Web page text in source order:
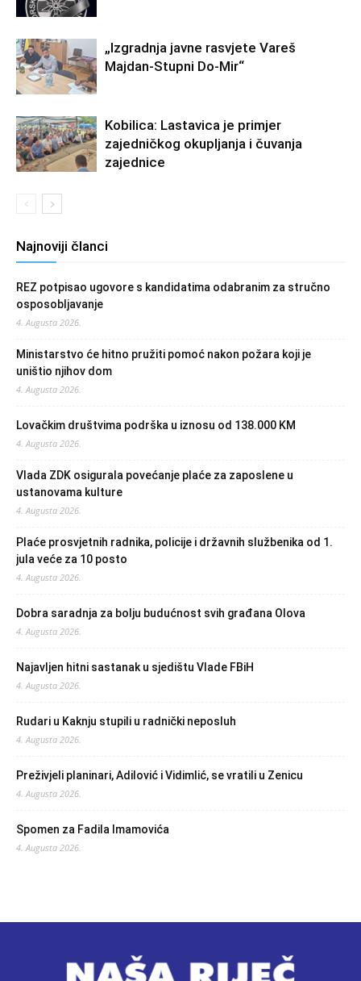
„Izgradnja javne rasvjete Vareš
Majdan-Stupni Do-Mir“
Kobilica: Lastavica je primjer
zajedničkog okupljanja i čuvanja
zajednice
Najnoviji članci
REZ potpisao ugovore s kandidatima odabranim za stručno
osposobljavanje
4. Augusta 2026.
Ministarstvo će hitno pružiti pomoć nakon požara koji je
uništio njihov dom
4. Augusta 2026.
Lovačkim društvima podrška u iznosu od 138.000 KM
4. Augusta 2026.
Vlada ZDK osigurala povećanje plaće za zaposlene u
ustanovama kulture
4. Augusta 2026.
Plaće prosvjetnih radnika, policije i državnih službenika od 1.
jula veće za 10 posto
4. Augusta 2026.
Dobra saradnja za bolju budućnost svih građana Olova
4. Augusta 2026.
Najavljen hitni sastanak u sjedištu Vlade FBiH
4. Augusta 2026.
Rudari u Kaknju stupili u radnički neposluh
4. Augusta 2026.
Preživjeli planinari, Adilović i Vidimlić, se vratili u Zenicu
4. Augusta 2026.
Spomen za Fadila Imamovića
4. Augusta 2026.